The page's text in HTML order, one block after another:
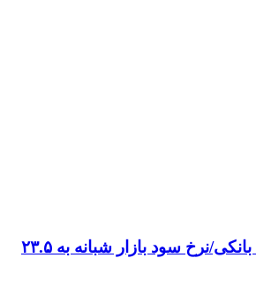
کاهش نرخ بهره بین بانکی/نرخ سود بازار شبانه به ۲۳.۵